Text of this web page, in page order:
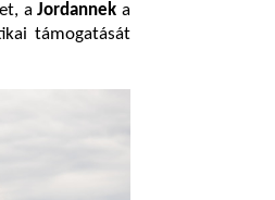
aJordannek a
támogatását